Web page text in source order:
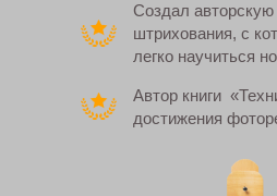
Автор книги
достижения
Создал
штрихования, с
легко научиться